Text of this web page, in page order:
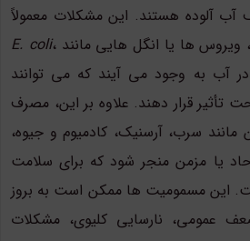
آلوده هستند. این مشکلات معمولاً
ویروس ها یا انگل هایی مانند E. coli،
در آب به وجود می آیند که می توانند
تأثیر قرار دهند. علاوه بر این، مصرف
مانند سرب، آرسنیک، کادمیوم و جیوه،
یا مزمن منجر شود که برای سلامت
این مسمومیت ها ممکن است به بروز
عمومی، نارسایی کلیوی، مشکلات